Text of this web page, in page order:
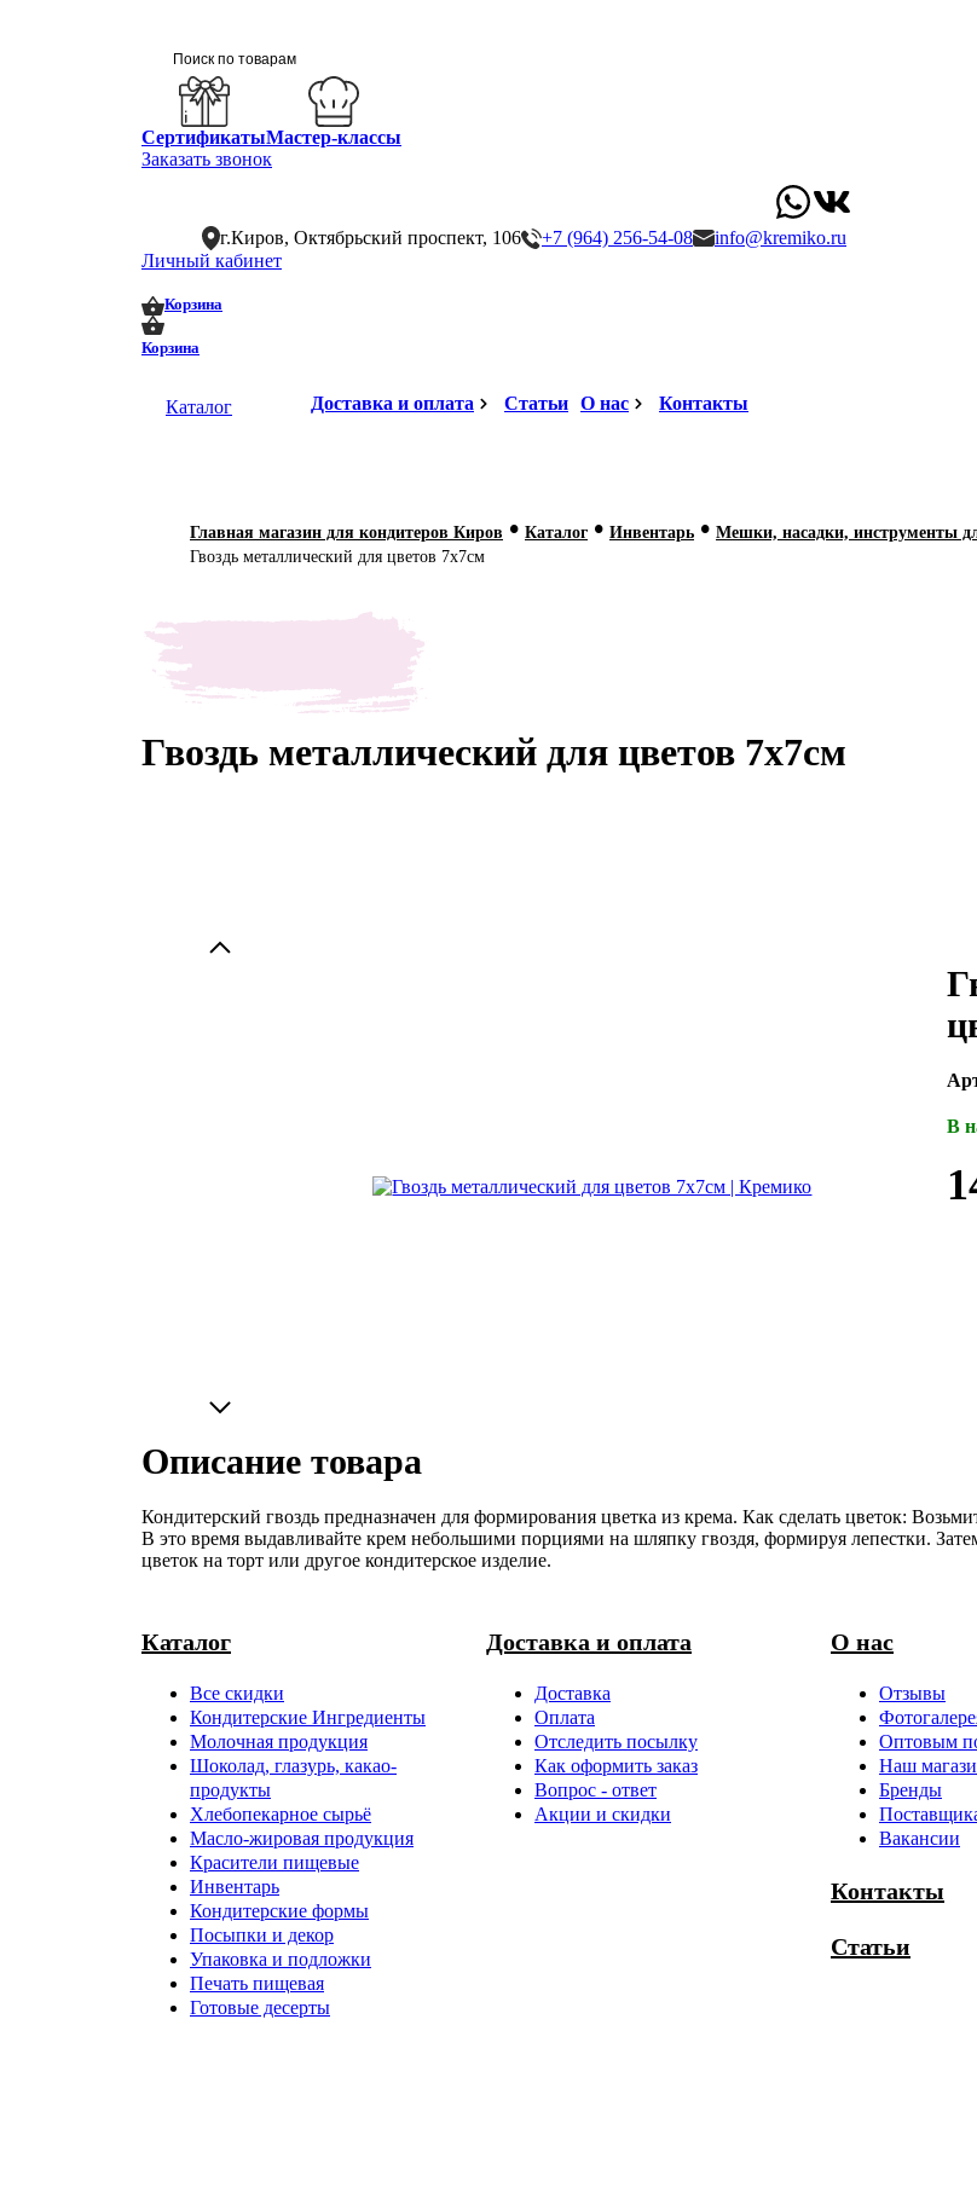
СертификатыМастер-классы
Заказать звонок
г.Киров, Октябрьский проспект, 106 +7 (964) 256-54-08
info@kremiko.ru
Личный кабинет
Корзина
Корзина
Каталог Доставка и оплата Статьи О нас Контакты
Главная магазин для кондитеров Киров • Каталог • Инвентарь • Мешки, насадки, инструменты
Гвоздь металлический для цветов 7х7см
Гвоздь металлический для цветов 7х7см
В
Описание товара
Кондитерский гвоздь предназначен для формирования цветка из крема. Как сделать цветок:
В это время выдавливайте крем небольшими порциями на шляпку гвоздя, формируя лепестки.
цветок на торт или другое кондитерское изделие.
Каталог
Все скидки
Кондитерские Ингредиенты
Молочная продукция
Шоколад, глазурь, какао-
продукты
Хлебопекарное сырьё
Масло-жировая продукция
Красители пищевые
Инвентарь
Кондитерские формы
Посыпки и декор
Упаковка и подложки
Печать пищевая
Готовые десерты
Доставка и оплата
Доставка
Оплата
Отследить посылку
Как оформить заказ
Вопрос - ответ
Акции и скидки
О нас
Отзывы
Оптовым
Наш
Бренды
Вакансии
Контакты
Статьи